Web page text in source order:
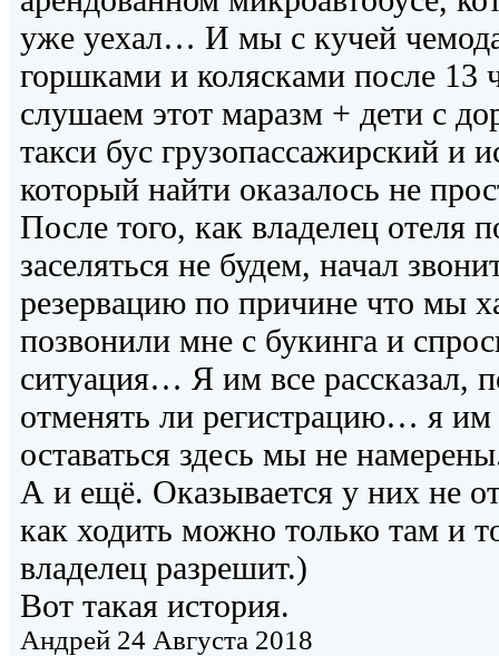
уже уехал… И мы с кучей
горшками и колясками после 13
слушаем этот маразм + дети с
такси бус грузопассажирский и
который найти оказалось не
После того, как владелец отеля
заселяться не будем, начал
резервацию по причине что мы
позвонили мне с букинга и
ситуация… Я им все рассказал,
отменять ли регистрацию… я им
оставаться здесь мы не
А и ещё. Оказывается у них не
как ходить можно только там и
владелец разрешит.)
Вот такая история.
Андрей 24 Августа 2018